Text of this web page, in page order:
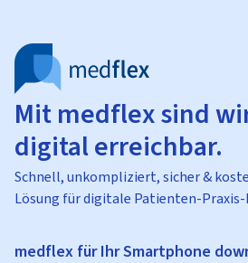
Mit medflex sind
digital erreichbar.
Schnell, unkompliziert, sicher &
Lösung für digitale Patienten-
medflex für Ihr Smartphone